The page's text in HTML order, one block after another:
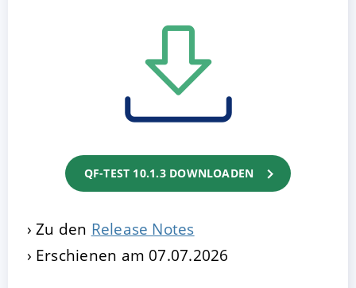
QF-TEST 10.1.3 DOWNLOADEN
Zu den Release Notes
Erschienen am 07.07.2026